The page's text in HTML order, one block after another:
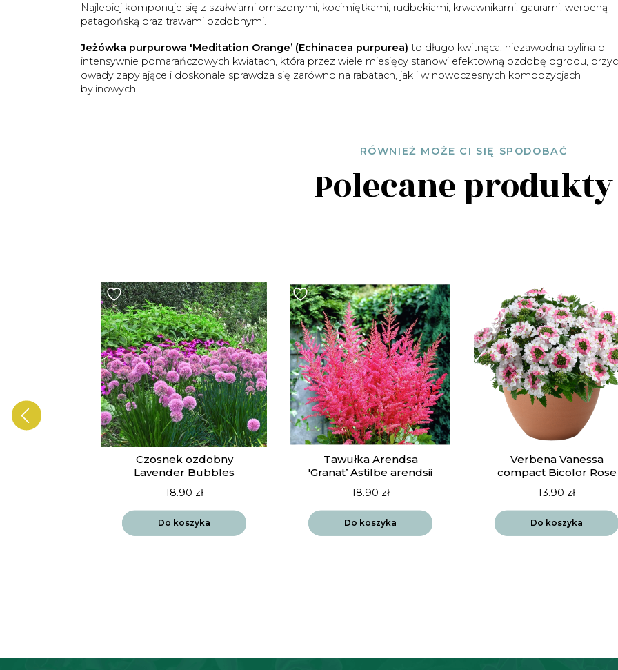
Najlepiej komponuje się z szałwiami omszonymi, kocimiętkami, rudbekiami, krwawnikami, gaurami, werbeną
patagońską oraz trawami ozdobnymi.
Jeżówka purpurowa 'Meditation Orange’ (Echinacea purpurea) to długo kwitnąca, niezawodna bylina o
intensywnie pomarańczowych kwiatach, która przez wiele miesięcy stanowi efektowną ozdobę ogrodu,
owady zapylające i doskonale sprawdza się zarówno na rabatach, jak i w nowoczesnych kompozycjach
bylinowych.
RÓWNIEŻ MOŻE CI SIĘ SPODOBAĆ
Polecane produkty
Czosnek ozdobny
Lavender Bubbles
18.90 zł
Do koszyka
Tawułka Arendsa
'Granat’ Astilbe arendsii
18.90 zł
Do koszyka
Verbena Vanessa
compact Bicolor Rose
13.90 zł
Do koszyka